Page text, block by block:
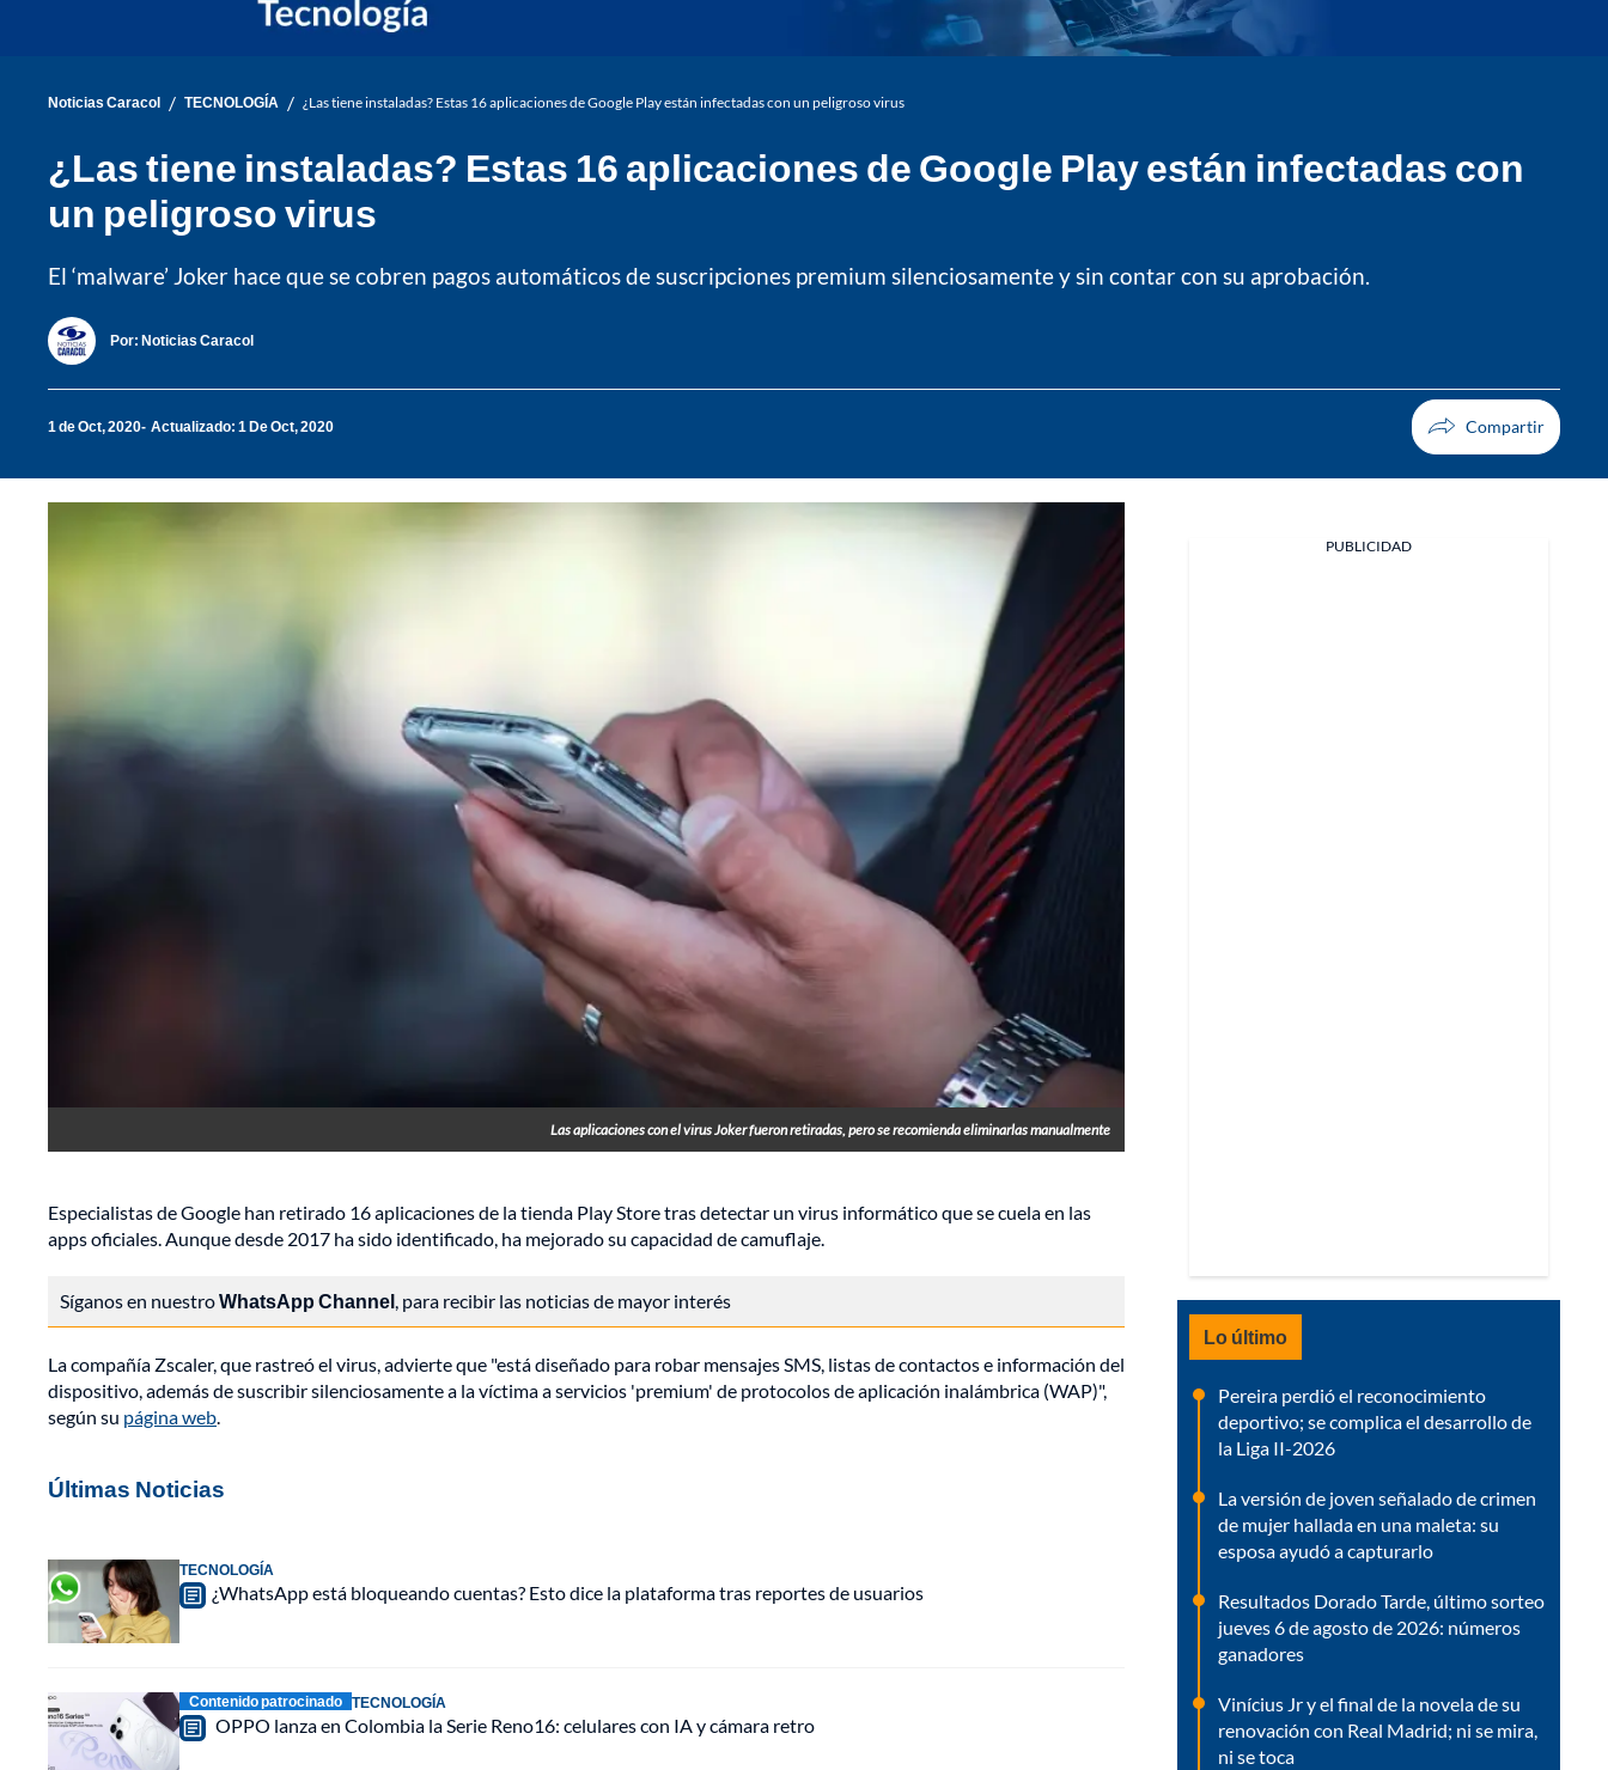
Noticias Caracol / TECNOLOGÍA / ¿Las tiene instaladas? Estas 16 aplicaciones de Google Play están infectadas con un peligroso virus
¿Las tiene instaladas? Estas 16 aplicaciones de Google Play están infectadas con
un peligroso virus
El ‘malware’ Joker hace que se cobren pagos automáticos de suscripciones premium silenciosamente y sin contar con su aprobación.
Por: Noticias Caracol
1 de Oct, 2020 Actualizado: 1 De Oct, 2020
Las aplicaciones con el virus Joker fueron retiradas, pero se recomienda eliminarlas manualmente
Especialistas de Google han retirado 16 aplicaciones de la tienda Play Store tras detectar un virus informático que se cuela en las
apps oficiales. Aunque desde 2017 ha sido identificado, ha mejorado su capacidad de camuflaje.
Síganos en nuestroWhatsApp Channel, para recibir las noticias de mayor interés
La compañía Zscaler, que rastreó el virus, advierte que "está diseñado para robar mensajes SMS, listas de contactos e información del
dispositivo, además de suscribir silenciosamente a la víctima a servicios 'premium' de protocolos de aplicación inalámbrica (WAP)",
según su página web.
Últimas Noticias
TECNOLOGÍA
¿WhatsApp está bloqueando cuentas? Esto dice la plataforma tras reportes de usuarios
Contenido patrocinado TECNOLOGÍA
OPPO lanza en Colombia la Serie Reno16: celulares con IA y cámara retro
PUBLICIDAD
Lo último
Pereira perdió el reconocimiento
deportivo; se complica el desarrollo de
la Liga II-2026
La versión de joven señalado de crimen
de mujer hallada en una maleta: su
esposa ayudó a capturarlo
Resultados Dorado Tarde, último sorteo
jueves 6 de agosto de 2026: números
ganadores
Vinícius Jr y el final de la novela de su
renovación con Real Madrid; ni se mira,
ni se toca